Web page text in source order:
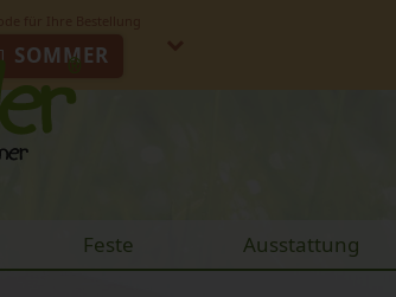
SOMMER
Feste Ausstattung